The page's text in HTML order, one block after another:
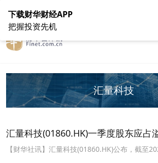
在线客服 关于我们
汇量科技
汇量科技(01860.HK)一季度股东应占
60.58%
【财华社讯】汇量科技(01860.HK)公布，截至
下载财华财经APP
把握投资先机